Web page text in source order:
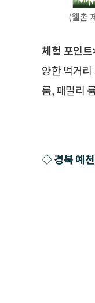
(웰촌
체험 포인
양한 먹거
룸, 패밀리
◇ 경북 예